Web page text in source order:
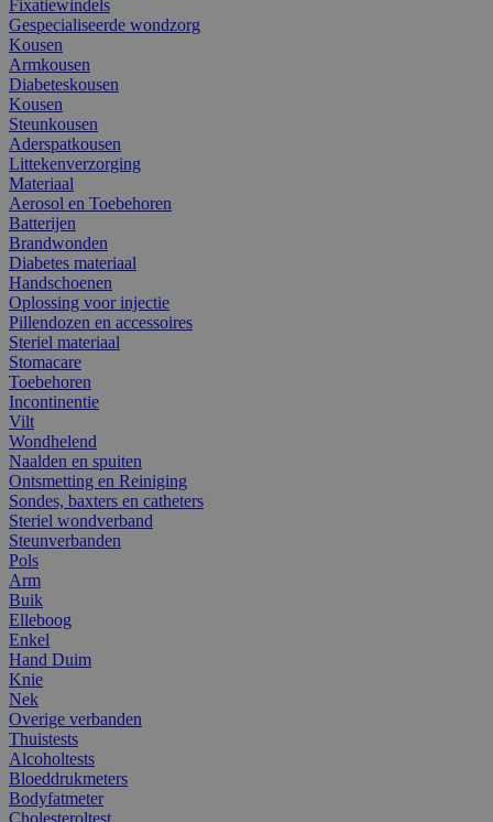
Fixatiewindels
Gespecialiseerde wondzorg
Kousen
Armkousen
Diabeteskousen
Kousen
Steunkousen
Aderspatkousen
Littekenverzorging
Materiaal
Aerosol en Toebehoren
Batterijen
Brandwonden
Diabetes materiaal
Handschoenen
Oplossing voor injectie
Pillendozen en accessoires
Steriel materiaal
Stomacare
Toebehoren
Incontinentie
Vilt
Wondhelend
Naalden en spuiten
Ontsmetting en Reiniging
Sondes, baxters en catheters
Steriel wondverband
Steunverbanden
Pols
Arm
Buik
Elleboog
Enkel
Hand Duim
Knie
Nek
Overige verbanden
Thuistests
Alcoholtests
Bloeddrukmeters
Bodyfatmeter
Cholesteroltest